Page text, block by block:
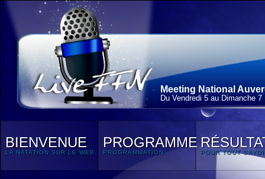
Meeting National
Du Vendredi 5 au Dimanche
BIENVENUE
LA NATATION SUR LE WEB
PROGRAMME
PROGRAMMATION POUR TOUT